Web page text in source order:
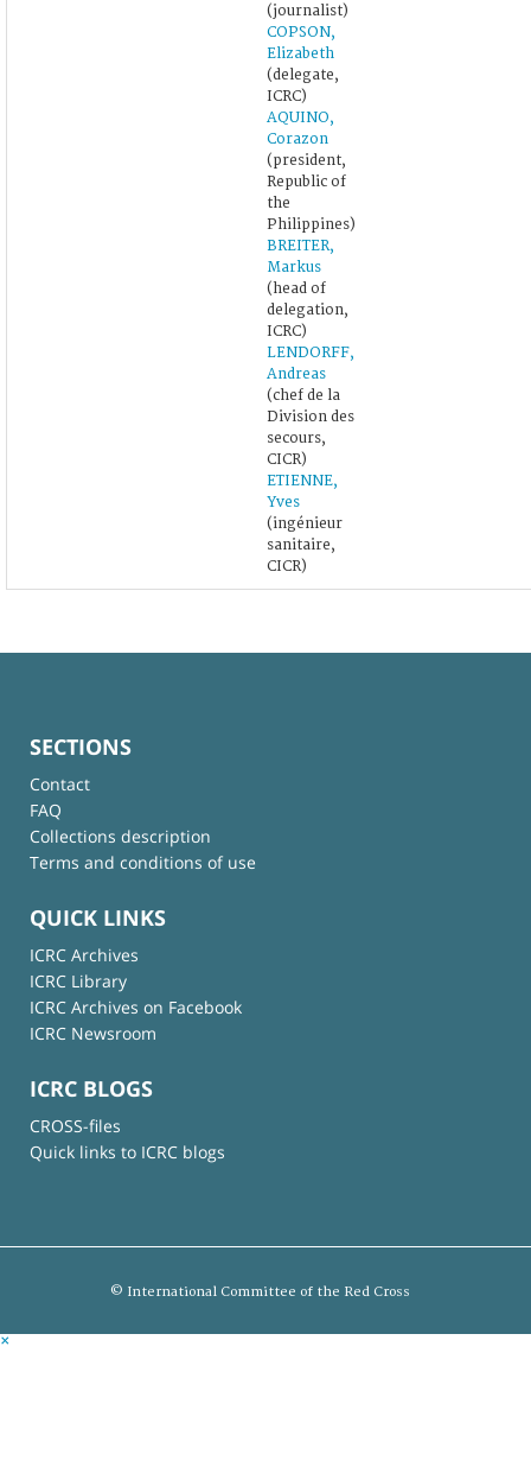
(journalist)
COPSON,
Elizabeth
(delegate,
ICRC)
AQUINO,
Corazon
(president,
Republic of
the
Philippines)
BREITER,
Markus
(head of
delegation,
ICRC)
LENDORFF,
Andreas
(chef de la
Division des
secours,
CICR)
ETIENNE,
Yves
(ingénieur
sanitaire,
CICR)
SECTIONS
Contact
FAQ
Collections description
Terms and conditions of use
QUICK LINKS
ICRC Archives
ICRC Library
ICRC Archives on Facebook
ICRC Newsroom
ICRC BLOGS
CROSS-files
Quick links to ICRC blogs
© International Committee of the Red Cross
×